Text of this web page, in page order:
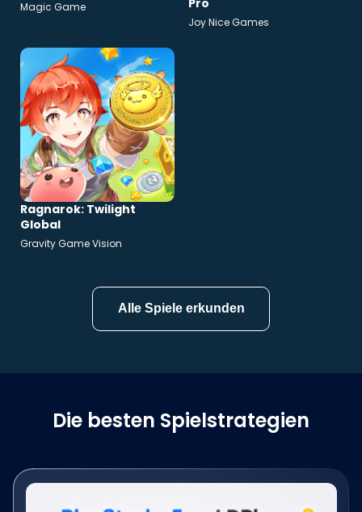
Magic Game
Pro
Joy Nice Games
Ragnarok: Twilight
Global
Gravity Game Vision
Alle Spiele erkunden
Die besten Spielstrategien